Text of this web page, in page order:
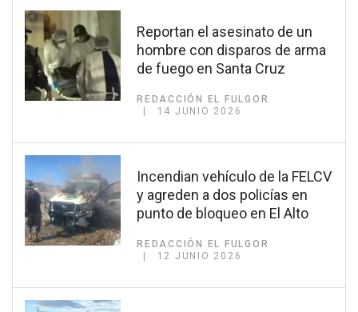
Reportan el asesinato de un
hombre con disparos de arma
de fuego en Santa Cruz
REDACCIÓN EL FULGOR
14 JUNIO 2026
Incendian vehículo de la FELCV
y agreden a dos policías en
punto de bloqueo en El Alto
REDACCIÓN EL FULGOR
12 JUNIO 2026